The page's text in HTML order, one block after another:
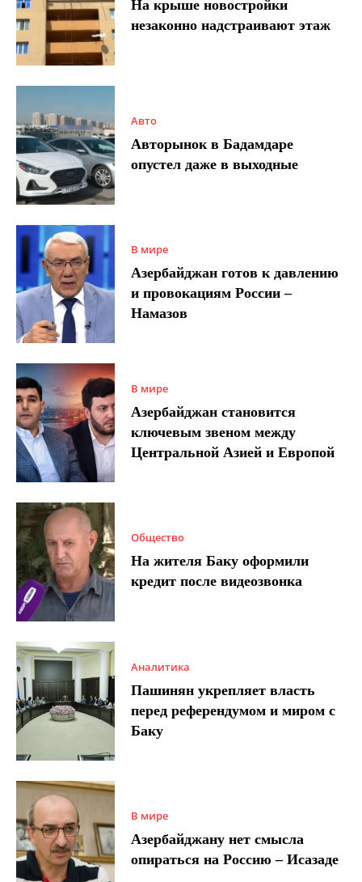
На крыше новостройки
незаконно надстраивают этаж
Авто
Авторынок в Бадамдаре
опустел даже в выходные
В мире
Азербайджан готов к давлению
и провокациям России –
Намазов
В мире
Азербайджан становится
ключевым звеном между
Центральной Азией и Европой
Общество
На жителя Баку оформили
кредит после видеозвонка
Аналитика
Пашинян укрепляет власть
перед референдумом и миром с
Баку
В мире
Азербайджану нет смысла
опираться на Россию – Исазаде